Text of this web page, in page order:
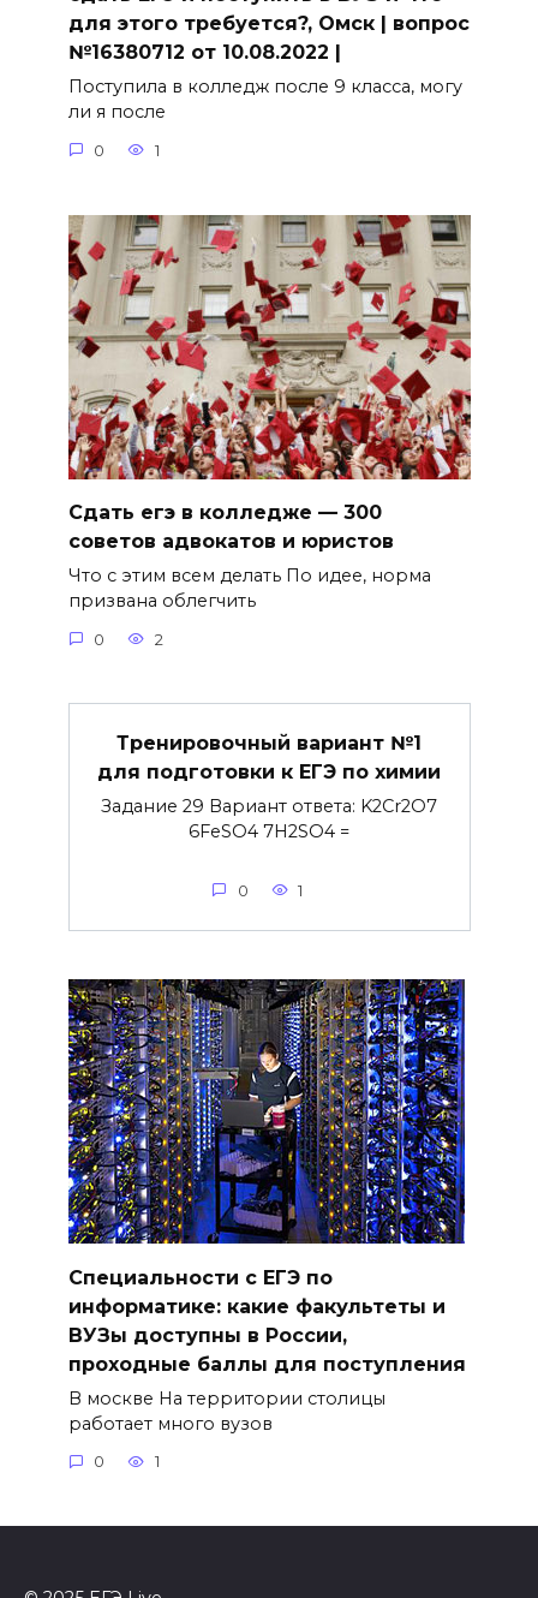
для этого требуется?, Омск | вопрос
№16380712 от 10.08.2022 |
Поступила в колледж после 9 класса, могу
ли я после
0 1
Сдать егэ в колледже — 300
советов адвокатов и юристов
Что с этим всем делать По идее, норма
призвана облегчить
0 2
Тренировочный вариант №1
для подготовки к ЕГЭ по химии
Задание 29 Вариант ответа: K2Cr2O7
6FeSO4 7H2SO4 =
0 1
Специальности с ЕГЭ по
информатике: какие факультеты и
ВУЗы доступны в России,
проходные баллы для поступления
В москве На территории столицы
работает много вузов
0 1